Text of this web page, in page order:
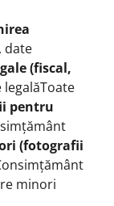
date
(fiscal,
legalăToate
pentru
(fotografii
minori